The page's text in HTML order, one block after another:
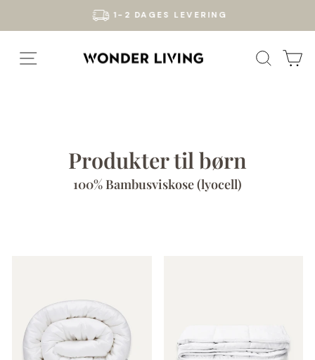
Pause
1-2 DAGES LEVERING
SIDE NAVIGATION SØG
Produkter til børn
100% Bambusviskose (lyocell)